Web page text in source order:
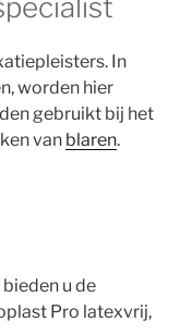
In
worden hier
gebruikt bij het
van blaren.
u de
Pro latexvrij,